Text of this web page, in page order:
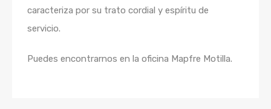
caracteriza por su trato cordial y espíritu de
servicio.
Puedes encontrarnos en la oficina Mapfre Motilla.